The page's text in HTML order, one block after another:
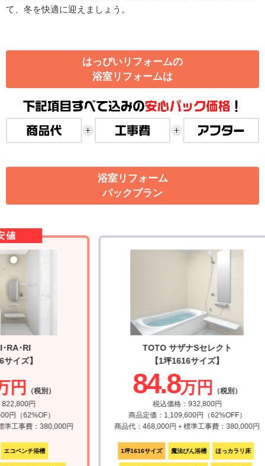
て、冬を快適に迎えましょう。
はっぴいリフォームの
浴室リフォームは
浴室リフォーム
パックプラン
･RI
イズ】
円（税別）
円
円（62%OF）
工事費：380,000円
コベンチ浴槽
TOTO サザナSセレクト
【1坪1616サイズ】
84.8万円（税別）
税込価格：932,800円
商品定価：1,109,600円（62%OFF）
商品代：468,000円＋標準工事費：380,000円
1坪1616サイズ 魔法びん浴槽 ほっカラリ床